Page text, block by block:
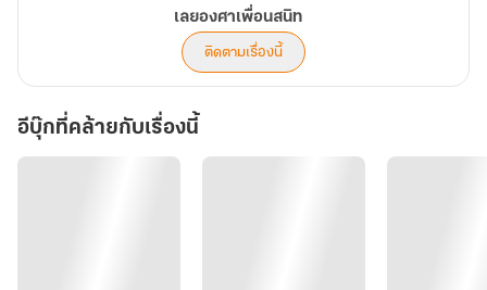
ยกเว้นเพียงหนึ่งเดียวที่เขาจองจำไว้ในกรงขังแห่งความหวงแหนตั้งแต่วัน
เขาสร้างเส้นกั้นลวงตาขึ้นมาเพื่อตบตาคนทั้งโลก ในขณะที่เบื้องหลัง
หน้ากากนั้น กองทัพกำลังทำลายกฎทุกข้อเพียงเพื่อจะกลืนกินนับสิบให้
เป็นสมบัติส่วนตัวโดยที่เจ้าตัวไม่เคยระแคะระคาย ยิ่งนับสิบไร้เดียงสาเท่า
เลยองศาเพื่อนสนิท
ติดตามเรื่องนี้
อีบุ๊กที่คล้ายกับเรื่องนี้